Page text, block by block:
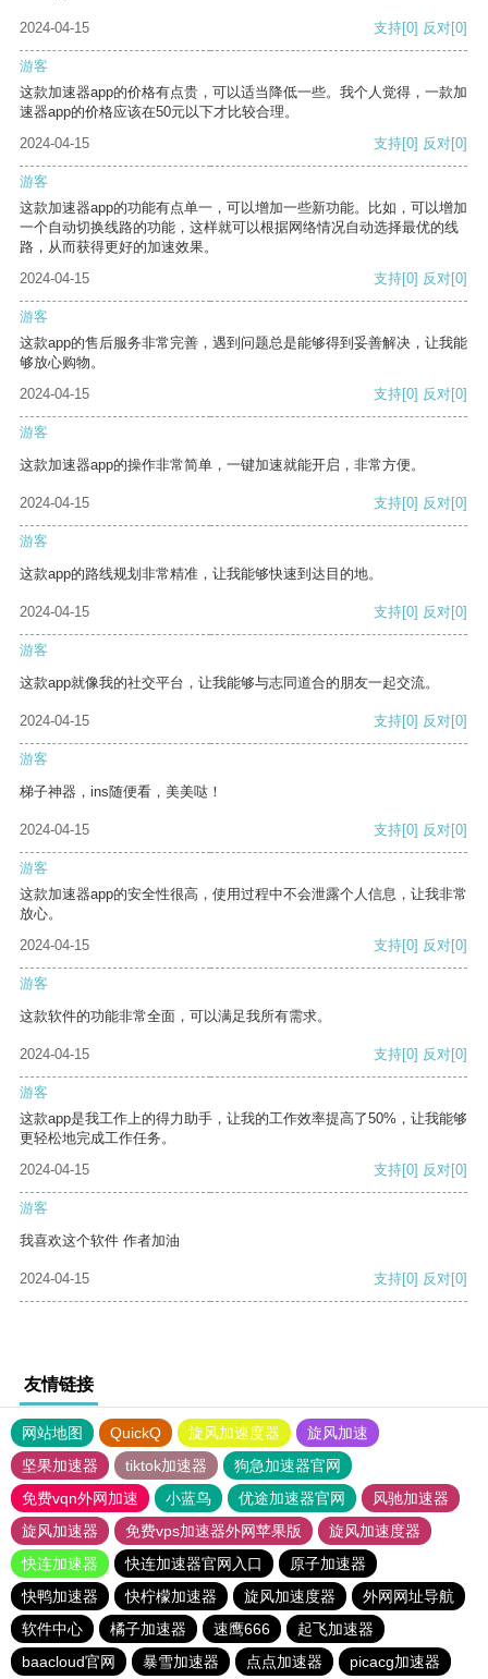
2024-04-15 支持[0] 反对[0]
游客
这款加速器app的价格有点贵，可以适当降低一些。我个人觉得，一款加
速器app的价格应该在50元以下才比较合理。
2024-04-15
支持[0] 反对[0]
游客
这款加速器app的功能有点单一，可以增加一些新功能。比如，可以增加
一个自动切换线路的功能，这样就可以根据网络情况自动选择最优的线
路，从而获得更好的加速效果。
2024-04-15
支持[0] 反对[0]
游客
这款app的售后服务非常完善，遇到问题总是能够得到妥善解决，让我能
够放心购物。
2024-04-15
支持[0] 反对[0]
游客
这款加速器app的操作非常简单，一键加速就能开启，非常方便。
2024-04-15 支持[0] 反对[0]
游客
这款app的路线规划非常精准，让我能够快速到达目的地。
2024-04-15 支持[0] 反对[0]
游客
这款app就像我的社交平台，让我能够与志同道合的朋友一起交流。
2024-04-15 支持[0] 反对[0]
游客
梯子神器，ins随便看，美美哒！
2024-04-15 支持[0] 反对[0]
游客
这款加速器app的安全性很高，使用过程中不会泄露个人信息，让我非常
放心。
2024-04-15
支持[0] 反对[0]
游客
这款软件的功能非常全面，可以满足我所有需求。
2024-04-15 支持[0] 反对[0]
游客
这款app是我工作上的得力助手，让我的工作效率提高了50%，让我能够
更轻松地完成工作任务。
2024-04-15
支持[0] 反对[0]
游客
我喜欢这个软件 作者加油
2024-04-15 支持[0] 反对[0]
友情链接
网站地图 QuickQ 旋风加速度器
旋风加速
坚果加速器
tiktok加速器
狗急加速器官网
免费vqn外网加速
小蓝鸟 优途加速器官网
风驰加速器
旋风加速器
免费vps加速器外网苹果版
旋风加速度器
快连加速器
快连加速器官网入口
原子加速器
快鸭加速器
快柠檬加速器 旋风加速度器
外网网址导航
软件中心
橘子加速器 速鹰666
起飞加速器
baacloud官网
暴雪加速器 点点加速器 picacg加速器